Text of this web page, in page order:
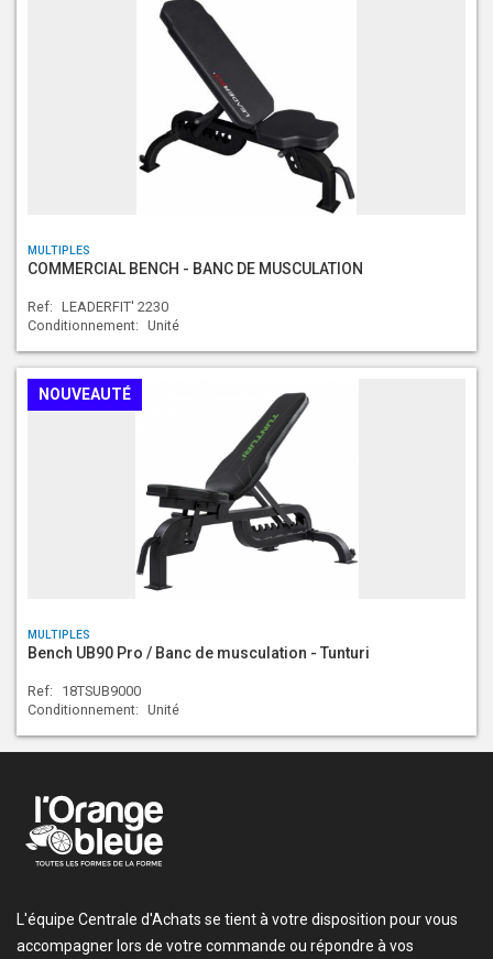
MULTIPLES
COMMERCIAL BENCH - BANC DE MUSCULATION
Ref: LEADERFIT' 2230
Conditionnement: Unité
NOUVEAUTÉ
MULTIPLES
Bench UB90 Pro / Banc de musculation - Tunturi
Ref:
18TSUB9000
Conditionnement: Unité
L'équipe Centrale d'Achats se tient à votre disposition pour vous
accompagner lors de votre commande ou répondre à vos